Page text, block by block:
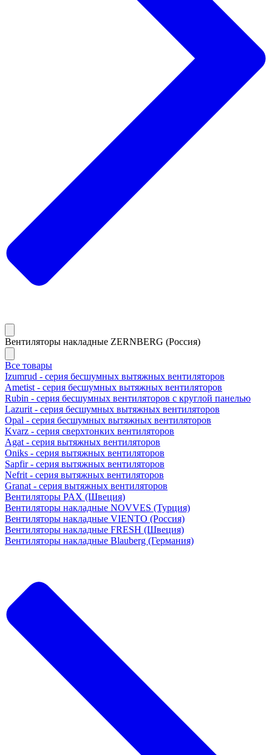
Вентиляторы накладные ZERNBERG (Россия)
Все товары
Izumrud - серия бесшумных вытяжных вентиляторов
Ametist - серия бесшумных вытяжных вентиляторов
Rubin - серия бесшумных вентиляторов с круглой панелью
Lazurit - серия бесшумных вытяжных вентиляторов
Opal - серия бесшумных вытяжных вентиляторов
Kvarz - серия сверхтонких вентиляторов
Agat - серия вытяжных вентиляторов
Oniks - серия вытяжных вентиляторов
Sapfir - серия вытяжных вентиляторов
Nefrit - серия вытяжных вентиляторов
Granat - серия вытяжных вентиляторов
Вентиляторы PAX (Швеция)
Вентиляторы накладные NOVVES (Турция)
Вентиляторы накладные VIENTO (Россия)
Вентиляторы накладные FRESH (Швеция)
Вентиляторы накладные Blauberg (Германия)